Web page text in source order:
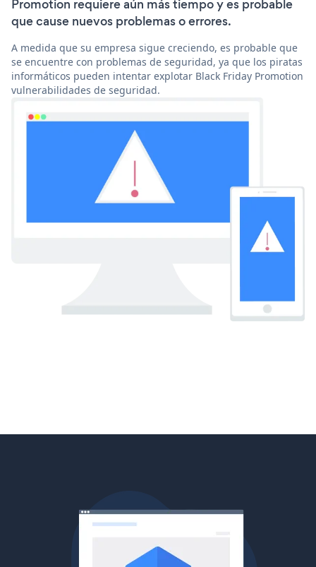
Promotion requiere aún más tiempo y es probable
que cause nuevos problemas o errores.
A medida que su empresa sigue creciendo, es probable que
se encuentre con problemas de seguridad, ya que los piratas
informáticos pueden intentar explotar Black Friday Promotion
vulnerabilidades de seguridad.